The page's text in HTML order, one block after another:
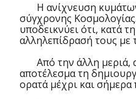
Η ανίχνευση κυμάτων
σύγχρονης
υποδεικνύει ότι, κατά
αλληλεπίδρασή τους με
Από την άλλη μεριά,
αποτέλεσμα τη
ορατά μέχρι και